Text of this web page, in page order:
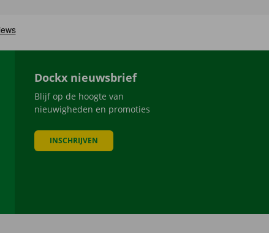
Dockx nieuwsbrief
Blijf op de hoogte van
nieuwigheden en promoties
INSCHRIJVEN